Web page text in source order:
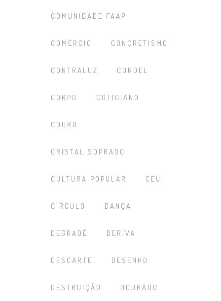
COMUNIDADE FAAP
COMÉRCIO CONCRETISMO
CONTRALUZ CORDEL
CORPO COTIDIANO
COURO
CRISTAL SOPRADO
CULTURA POPULAR CÉU
CÍRCULO DANÇA
DEGRADÊ DERIVA
DESCARTE DESENHO
DESTRUIÇÃO DOURADO